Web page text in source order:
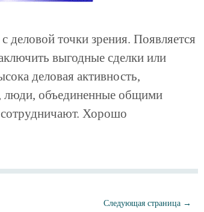
деловой точки зрения. Появляется
выгодные сделки или
деловая активность,
люди, объединенные общими
Хорошо
Следующая страница →